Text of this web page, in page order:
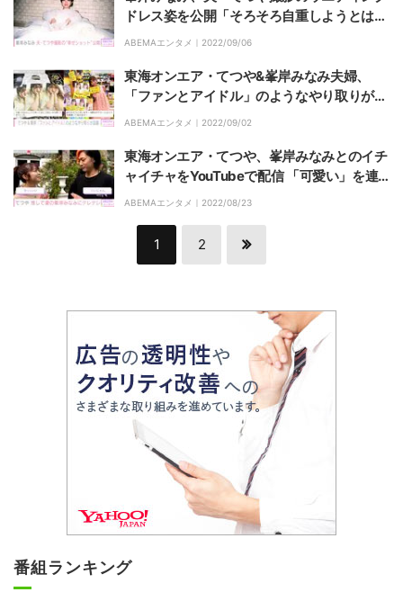
ドレス姿を公開「そろそろ自重しようとは思
っている」
ABEMAエンタメ｜ 2022/09/06
東海オンエア・てつや&峯岸みなみ夫婦、
「ファンとアイドル」のようなやり取りが話
題
ABEMAエンタメ｜ 2022/09/02
東海オンエア・てつや、峯岸みなみとのイチ
ャイチャをYouTubeで配信 「可愛い」を連
呼
ABEMAエンタメ｜ 2022/08/23
1 2
番組ランキング